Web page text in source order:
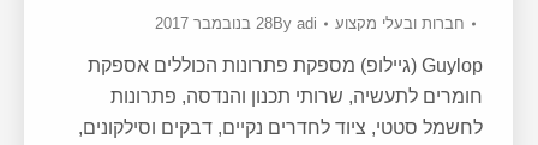
חברות ובעלי מקצוע By adi 28 בנובמבר 2017
Guylop (גיילופ) מספקת פתרונות הכוללים אספקת
חומרים לתעשיה, שרותי תכנון והנדסה, פתרונות
לחשמל סטטי, ציוד לחדרים נקיים, דבקים וסילקונים,